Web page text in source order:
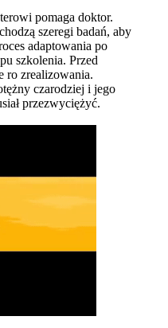
pomaga doktor.
szeregi badań, aby
adaptowania po
szkolenia. Przed
ro zrealizowania.
czarodziej i jego
przezwyciężyć.